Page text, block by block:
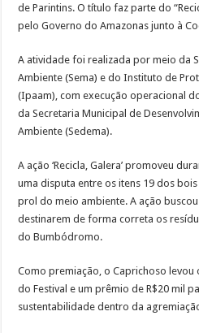
de Parintins. O título faz parte do
pelo Governo do Amazonas junto à
A atividade foi realizada por meio da
Ambiente (Sema) e do Instituto de
(Ipaam), com execução operacional
da Secretaria Municipal de
Ambiente (Sedema).
A ação ‘Recicla, Galera’ promoveu
uma disputa entre os itens 19 dos
prol do meio ambiente. A ação
destinarem de forma correta os
do Bumbódromo.
Como premiação, o Caprichoso levou
do Festival e um prêmio de R$20 mil
sustentabilidade dentro da